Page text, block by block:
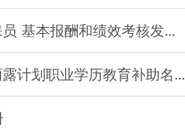
基本报酬和绩效考核发...
计划职业学历教育补助名...